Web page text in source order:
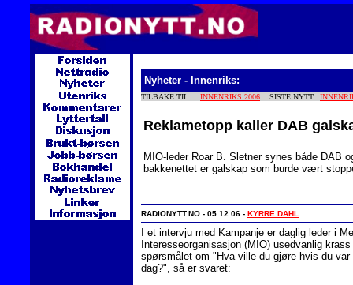
Nyheter - Innenriks:
TILBAKE TIL..... INNENRIKS 2006 SISTE NYTT...
Reklametopp kaller DAB
MIO-leder Roar B. Sletner synes både DAB
bakkenettet er galskap som burde vært
RADIONYTT.NO - 05.12.06 - KYRRE DAHL
I et intervju med Kampanje er daglig leder i
Interesseorganisasjon (MIO) usedvanlig
spørsmålet om "Hva ville du gjøre hvis du
dag?", så er svaret: